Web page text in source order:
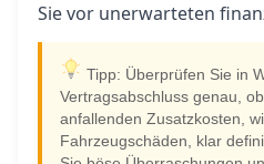
Sie vor unerwarteten
Tipp: Überprüfen Sie in
Vertragsabschluss genau, ob
anfallenden Zusatzkosten,
Fahrzeugschäden, klar